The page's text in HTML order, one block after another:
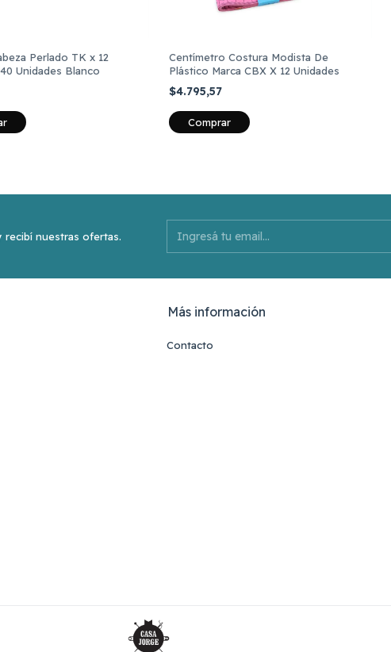
Perlado TK x 12
Unidades Blanco
Centímetro Costura Modista De
Plástico Marca CBX X 12 Unidades
$4.795,57
Comprar
recibí nuestras ofertas.
Más información
Contacto